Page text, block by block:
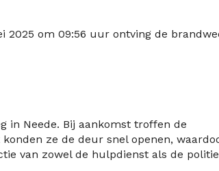
2025 om 09:56 uur ontving de
in Neede. Bij aankomst troffen de
ze de deur snel openen,
van zowel de hulpdienst als de politie